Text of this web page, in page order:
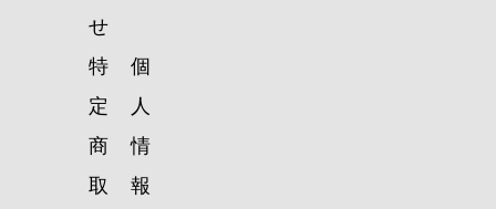
せ
特
定
商
取
個
人
情
報